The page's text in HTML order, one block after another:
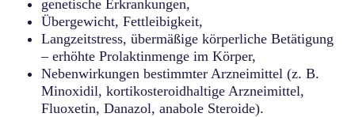
genetische Erkrankungen,
Übergewicht, Fettleibigkeit,
Langzeitstress, übermäßige körperliche Betätigung
– erhöhte Prolaktinmenge im Körper,
Nebenwirkungen bestimmter Arzneimittel (z. B.
Minoxidil, kortikosteroidhaltige Arzneimittel,
Fluoxetin, Danazol, anabole Steroide).